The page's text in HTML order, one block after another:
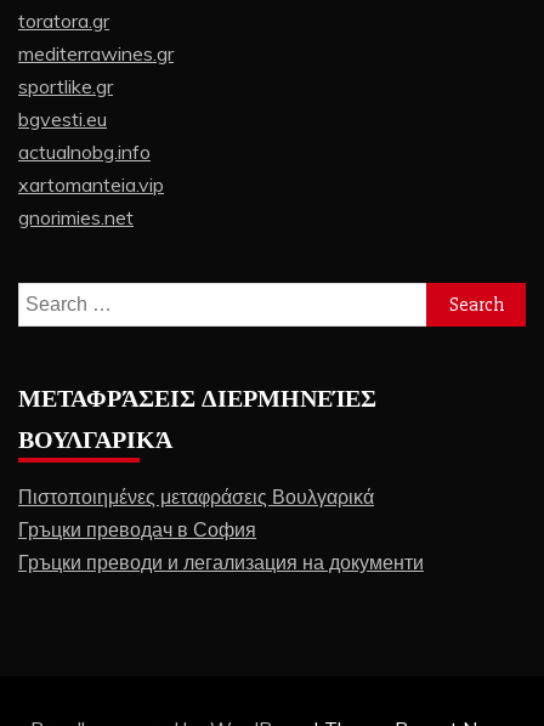
toratora.gr
mediterrawines.gr
sportlike.gr
bgvesti.eu
actualnobg.info
xartomanteia.vip
gnorimies.net
Search
for:
ΜΕΤΑΦΡΆΣΕΙΣ ΔΙΕΡΜΗΝΕΊΕΣ
ΒΟΥΛΓΑΡΙΚΆ
Πιστοποιημένες μεταφράσεις Βουλγαρικά
Гръцки преводач в София
Гръцки преводи и легализация на документи